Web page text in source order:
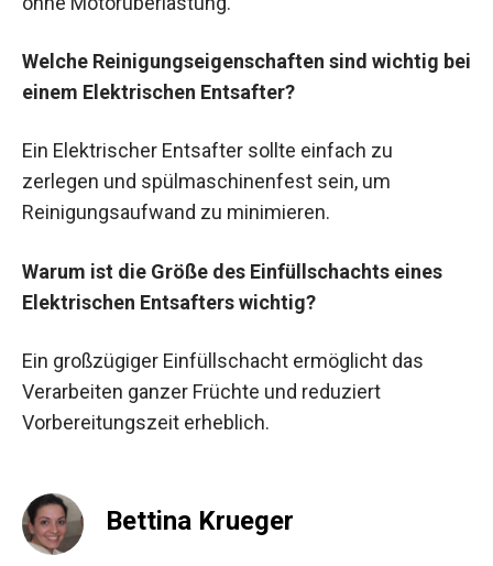
Welche Reinigungseigenschaften sind wichtig bei
einem Elektrischen Entsafter?
Ein Elektrischer Entsafter sollte einfach zu
zerlegen und spülmaschinenfest sein, um
Reinigungsaufwand zu minimieren.
Warum ist die Größe des Einfüllschachts eines
Elektrischen Entsafters wichtig?
Ein großzügiger Einfüllschacht ermöglicht das
Verarbeiten ganzer Früchte und reduziert
Vorbereitungszeit erheblich.
Bettina Krueger